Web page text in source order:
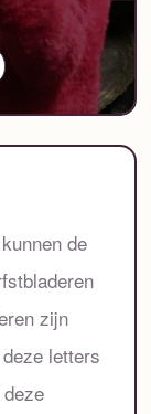
de
zijn
letters